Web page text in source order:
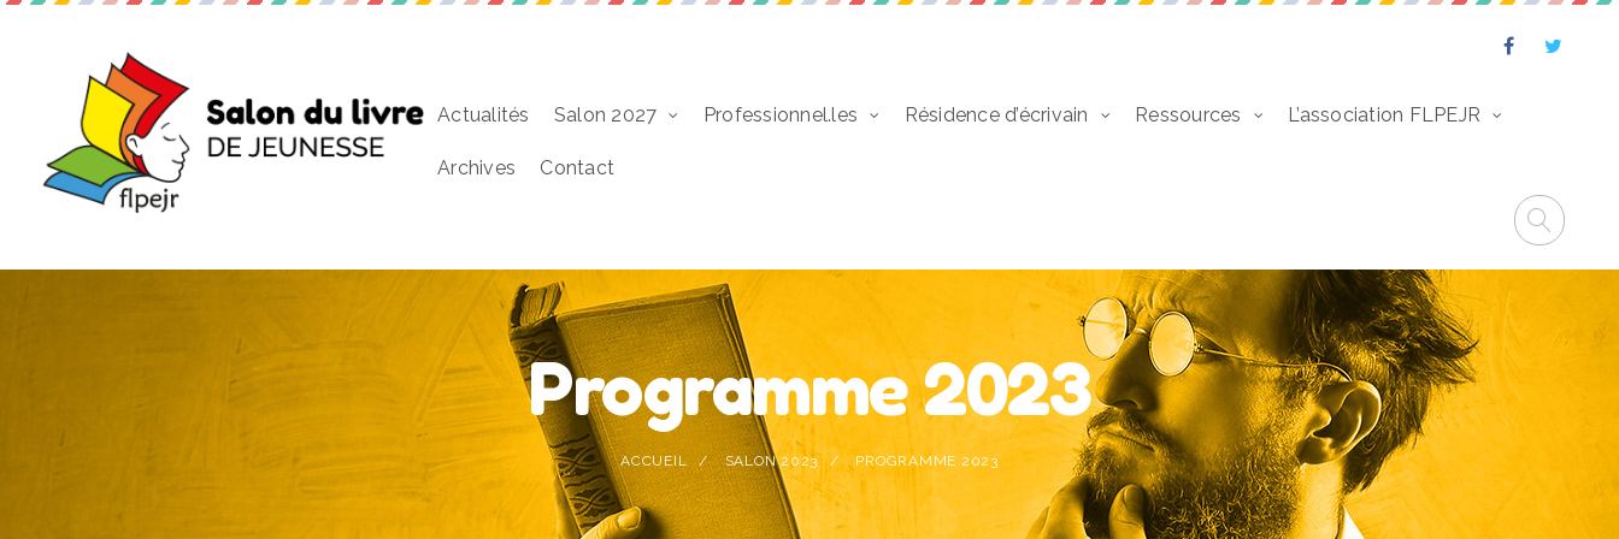
Actualités Salon 2027 Professionnel.les Résidence d’écrivain Ressources L’association FLPEJR
Archives Contact
Programme 2023
ACCUEIL SALON 2023 PROGRAMME 2023